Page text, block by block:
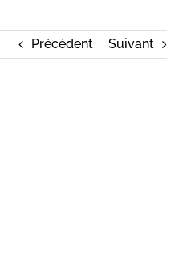
Précédent Suivant